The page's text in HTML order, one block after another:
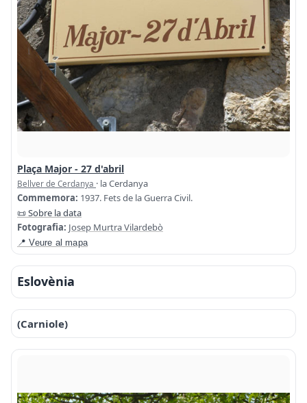
Plaça Major - 27 d'abril
Bellver de Cerdanya · la Cerdanya
Commemora: 1937. Fets de la Guerra Civil.
📜 Sobre la data
Fotografia: Josep Murtra Vilardebò
📍 Veure al mapa
Eslovènia
(Carniole)